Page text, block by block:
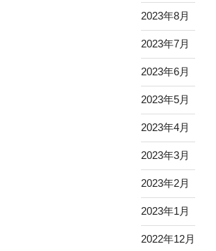
2023年8月
2023年7月
2023年6月
2023年5月
2023年4月
2023年3月
2023年2月
2023年1月
2022年12月